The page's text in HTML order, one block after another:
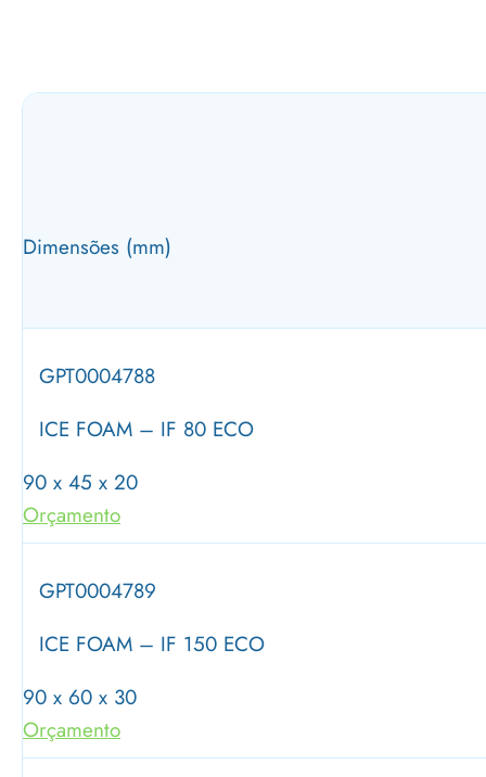
Dimensões (mm)
GPT0004788
ICE FOAM – IF 80 ECO
90 x 45 x 20
Orçamento
GPT0004789
ICE FOAM – IF 150 ECO
90 x 60 x 30
Orçamento